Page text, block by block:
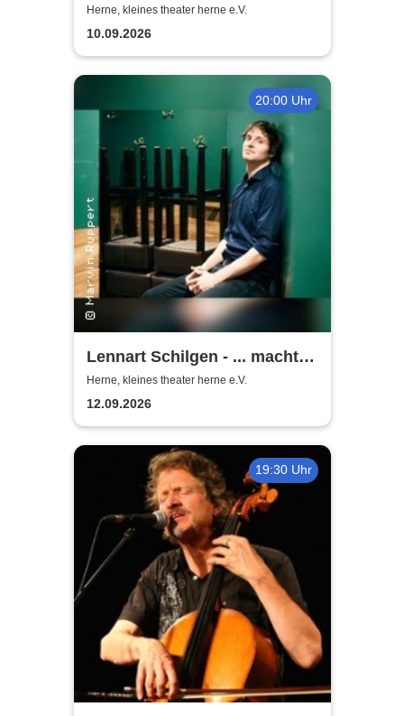
Lusche de Luxe
Herne, kleines theater herne e.V.
10.09.2026
20:00 Uhr
Lennart Schilgen - ... macht
nichts! Lieder vom Schleifen
und Schleifen lassen
Herne, kleines theater herne e.V.
12.09.2026
19:30 Uhr